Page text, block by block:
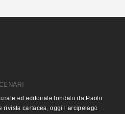
ed editoriale fondato da Paolo
rivista cartacea, oggi l’arcipelago